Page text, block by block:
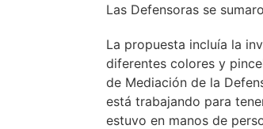
Las Defensoras se
La propuesta incluía la
diferentes colores y
de Mediación de la
está trabajando para
estuvo en manos de